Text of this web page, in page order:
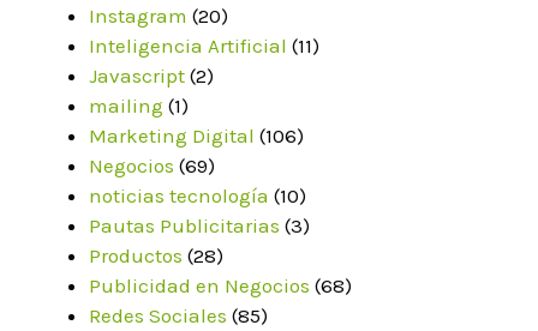
Instagram (20)
Inteligencia Artificial (11)
Javascript (2)
mailing (1)
Marketing Digital (106)
Negocios (69)
noticias tecnología (10)
Pautas Publicitarias (3)
Productos (28)
Publicidad en Negocios (68)
Redes Sociales (85)